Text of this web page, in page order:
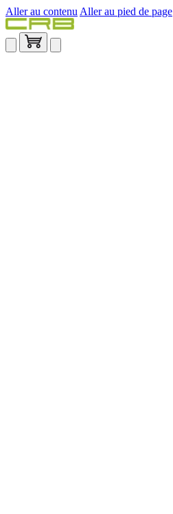
Aller au contenu Aller au pied de page